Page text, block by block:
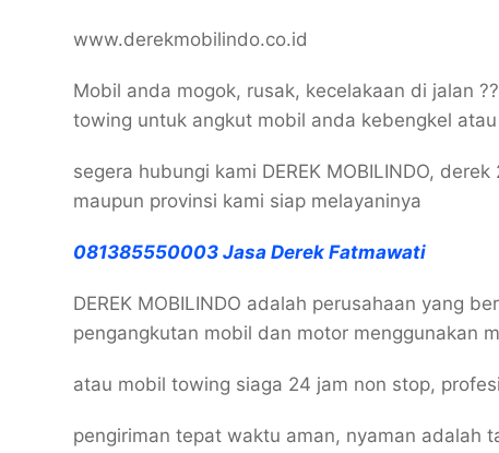
www.derekmobilindo.co.id
Mobil anda mogok, rusak, kecelakaan di jalan
towing untuk angkut mobil anda kebengkel
segera hubungi kami DEREK MOBILINDO,
maupun provinsi kami siap melayaninya
081385550003 Jasa Derek Fatmawati
DEREK MOBILINDO adalah perusahaan yang
pengangkutan mobil dan motor menggunakan
atau mobil towing siaga 24 jam non stop,
pengiriman tepat waktu aman, nyaman adalah